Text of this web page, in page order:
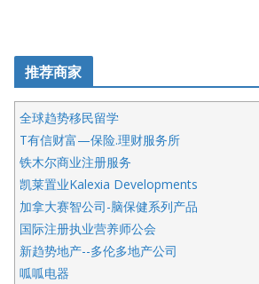
推荐商家
全球趋势移民留学
T有信财富—保险.理财服务所
铁木尔商业注册服务
凯莱置业Kalexia Developments
加拿大赛智公司-脑保健系列产品
国际注册执业营养师公会
新趋势地产--多伦多地产公司
呱呱电器